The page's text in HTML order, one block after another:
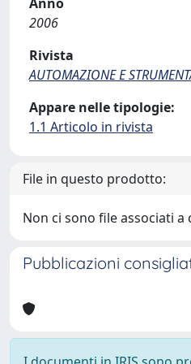
2006
Rivista
AUTOMAZIONE E
Appare nelle tipologie:
1.1 Articolo in rivista
File in questo prodotto:
Non ci sono file associati
Pubblicazioni